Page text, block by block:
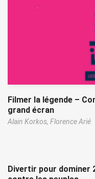
Filmer la légende –
grand écran
Alain Korkos, Florence Arié
Divertir pour dominer